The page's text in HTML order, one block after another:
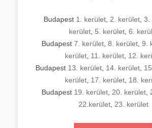
Budapest 1. kerület, 2. kerület, 3.
kerület, 5. kerület, 6.
Budapest 7. kerület, 8. kerület, 9.
kerület 11. kerület 12.
Budapest 13. kerület, 14. kerület,
kerület, 17. kerület, 18.
Budapest 19. kerület, 20. kerület,
22.kerület 23. kerület